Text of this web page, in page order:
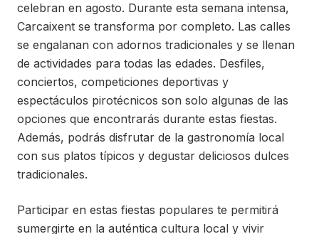
celebran en agosto. Durante esta semana intensa,
Carcaixent se transforma por completo. Las calles
se engalanan con adornos tradicionales y se llenan
de actividades para todas las edades. Desfiles,
conciertos, competiciones deportivas y
espectáculos pirotécnicos son solo algunas de las
opciones que encontrarás durante estas fiestas.
Además, podrás disfrutar de la gastronomía local
con sus platos típicos y degustar deliciosos dulces
tradicionales.
Participar en estas fiestas populares te permitirá
sumergirte en la auténtica cultura local y vivir